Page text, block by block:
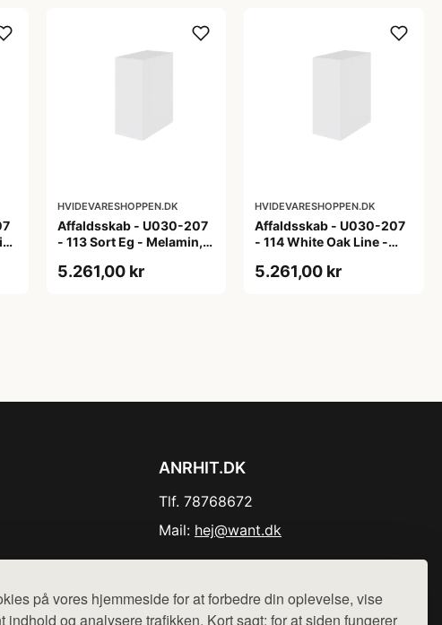
på vores hjemmeside for at forbedre din oplevelse, vise
indhold og analysere trafikken. Kort sagt: for at siden fungerer
HVIDEVARESHOPPEN.DK
Affaldsskab - U030-207
- 113 Sort Eg - Melamin,
5.261,00 kr
HVIDEVARESHOPPEN.DK
Affaldsskab - U030-207
- 114 White Oak Line -
5.261,00 kr
ANRHIT.DK
Tlf. 78768672
Mail: hej@want.dk